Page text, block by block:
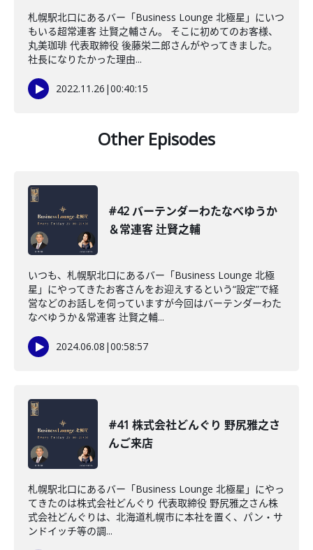
札幌駅北口にあるバー「Business Lounge 北極星」にいつ
もいる超常連客 辻賢之輔さん。 そこに初めてのお客様、
丸美珈琲 代表取締役 後藤栄二郎さんがやってきました。
社長になりたかった理由...
2022.11.26 |00:40:15
Other Episodes
#42 バーテンダーわたなべゆうか
＆常連客 辻賢之輔
いつも、札幌駅北口にあるバー「Business Lounge 北極
星」にやってきたお客さんをお迎えするという“設定”で経
営などのお話しを伺っていますが今回はバーテンダーわた
なべゆうか＆常連客 辻賢之輔...
2024.06.08 |00:58:57
#41 株式会社どんぐり 野尻雅之さ
んご来店
札幌駅北口にあるバー「Business Lounge 北極星」にやっ
てきたのは株式会社どんぐり 代表取締役 野尻雅之さん株
式会社どんぐりは、北海道札幌市に本社を置く、パン・サ
ンドイッチ等の調...